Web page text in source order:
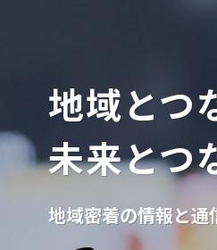
地域とつ
未来とつ
地域密着の情報と通